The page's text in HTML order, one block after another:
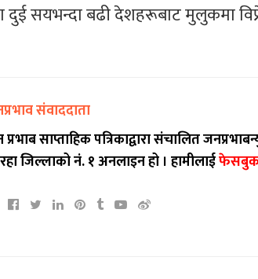
सयभन्दा बढी देशहरूबाट मुलुकमा
संवाददाता
साप्ताहिक पत्रिकाद्वारा संचालित
जिल्लाको नं. १ अनलाइन हो ।हामीलाई